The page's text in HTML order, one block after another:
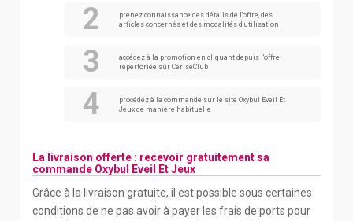
prenez connaissance des détails de l'offre, des
articles concernés et des modalités d'utilisation
accédez à la promotion en cliquant depuis l'offre
répertoriée sur CeriseClub
procédez à la commande sur le site Oxybul Eveil Et
Jeux de manière habituelle
La livraison offerte : recevoir gratuitement sa
commande Oxybul Eveil Et Jeux
Grâce à la livraison gratuite, il est possible sous certaines
conditions de ne pas avoir à payer les frais de ports pour